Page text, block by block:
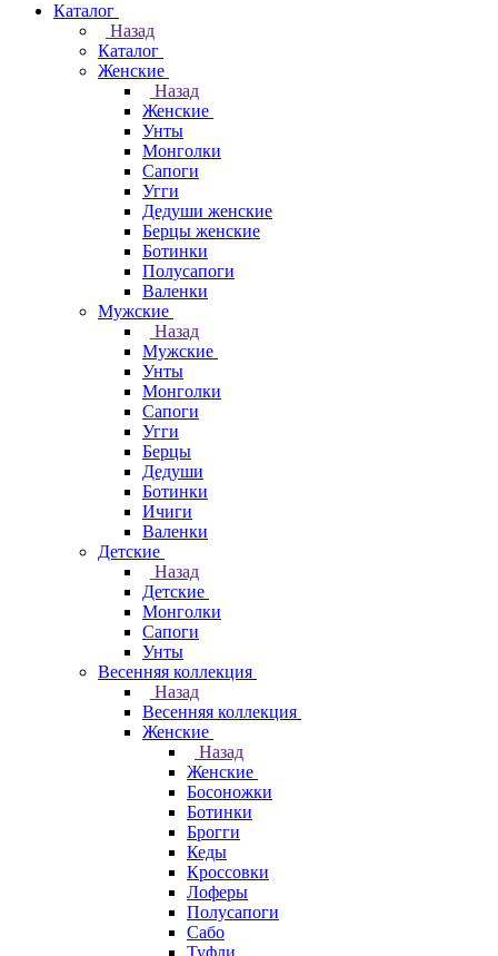
Каталог
Назад
Каталог
Женские
Назад
Женские
Унты
Монголки
Сапоги
Угги
Дедуши женские
Берцы женские
Ботинки
Полусапоги
Валенки
Мужские
Назад
Мужские
Унты
Монголки
Сапоги
Угги
Берцы
Дедуши
Ботинки
Ичиги
Валенки
Детские
Назад
Детские
Монголки
Сапоги
Унты
Весенняя коллекция
Назад
Весенняя коллекция
Женские
Назад
Женские
Босоножки
Ботинки
Брогги
Кеды
Кроссовки
Лоферы
Полусапоги
Сабо
Туфли